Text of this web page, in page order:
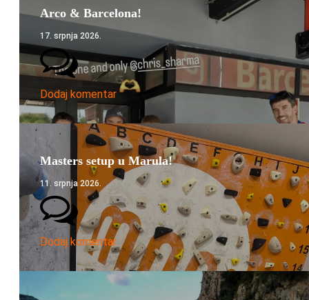
Arco & Barcelona!
17. srpnja 2026.
Dodaj komentar
Masters setup u Marula!
11. srpnja 2026.
Dodaj komentar